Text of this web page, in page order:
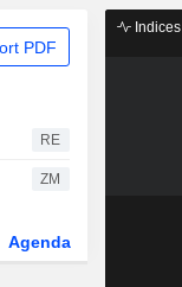
PDF
RE
ZM
Agenda
Indices